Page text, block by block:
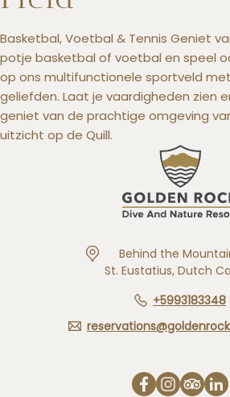
Basketbal, Voetbal & Tennis Geniet
potje basketbal of voetbal en speel
op ons multifunctionele sportveld
geliefden. Laat je vaardigheden zien
geniet van de prachtige omgeving
uitzicht op de Quill.
Behind the
St. Eustatius, Dutch
+5993183348